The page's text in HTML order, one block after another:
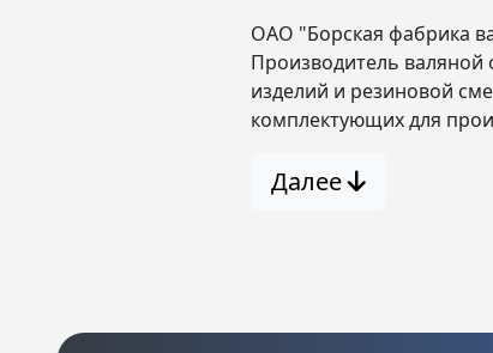
ОАО "Борская фабрика
Производитель валяной
изделий и резиновой
комплектующих для
Далее